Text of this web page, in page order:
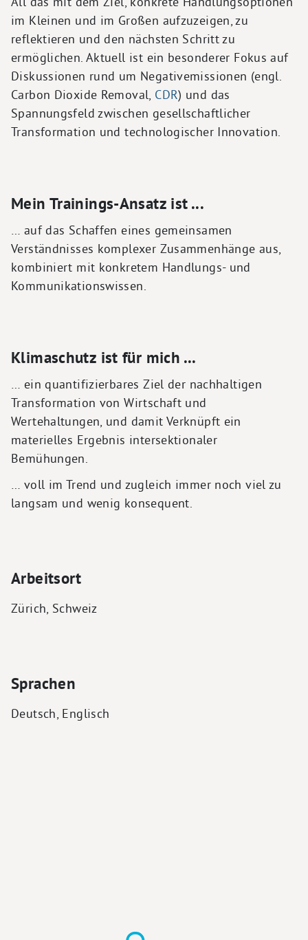
im Kleinen und im Großen aufzuzeigen, zu
reflektieren und den nächsten Schritt zu
ermöglichen. Aktuell ist ein besonderer Fokus auf
Diskussionen rund um Negativemissionen (engl.
Carbon Dioxide Removal, CDR) und das
Spannungsfeld zwischen gesellschaftlicher
Transformation und technologischer Innovation.
Mein Trainings-Ansatz ist ...
… auf das Schaffen eines gemeinsamen
Verständnisses komplexer Zusammenhänge aus,
kombiniert mit konkretem Handlungs- und
Kommunikationswissen.
Klimaschutz ist für mich ...
… ein quantifizierbares Ziel der nachhaltigen
Transformation von Wirtschaft und
Wertehaltungen, und damit Verknüpft ein
materielles Ergebnis intersektionaler
Bemühungen.
… voll im Trend und zugleich immer noch viel zu
langsam und wenig konsequent.
Arbeitsort
Zürich, Schweiz
Sprachen
Deutsch, Englisch